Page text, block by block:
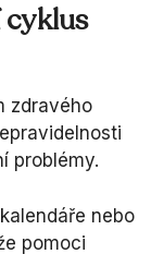
cyklus
zdravého
problémy.
nebo
pomoci